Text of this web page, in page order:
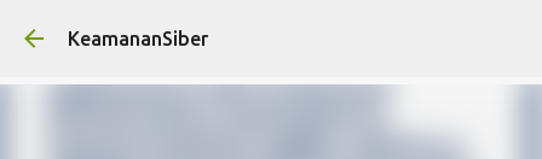
KeamananSiber